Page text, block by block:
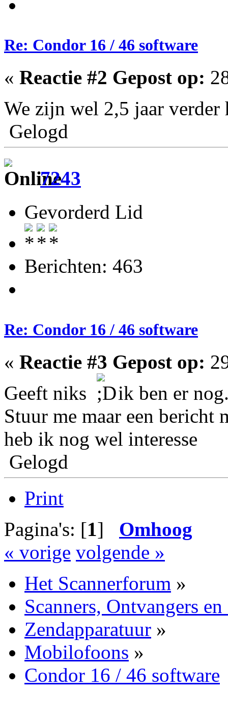
Re: Condor 16 / 46 software
« Reactie #2 Gepost op:
We zijn wel 2,5 jaar
Gelogd
7243
Gevorderd Lid
Berichten: 463
Re: Condor 16 / 46 software
« Reactie #3 Gepost op:
Geeft niks
ik ben er
Stuur me maar een
heb ik nog wel interesse
Gelogd
Print
Pagina's: [1] Omhoog
« vorige volgende »
Het Scannerforum »
Scanners, Ontvangers
Zendapparatuur »
Mobilofoons »
Condor 16 / 46 software